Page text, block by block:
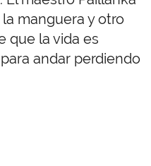
manguera y otro
que la vida es
andar perdiendo